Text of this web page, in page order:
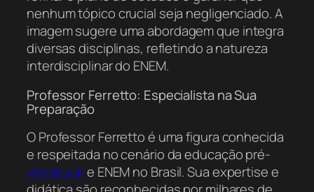
nenhum tópico crucial seja negligenciado. A
imagem sugere uma abordagem que integra
diversas disciplinas, refletindo a natureza
interdisciplinar do ENEM.
Professor Ferretto: Especialista na Sua
Preparação
O Professor Ferretto é uma figura conhecida
e respeitada no cenário da educação pré-
vestibulare ENEM no Brasil. Sua expertise e